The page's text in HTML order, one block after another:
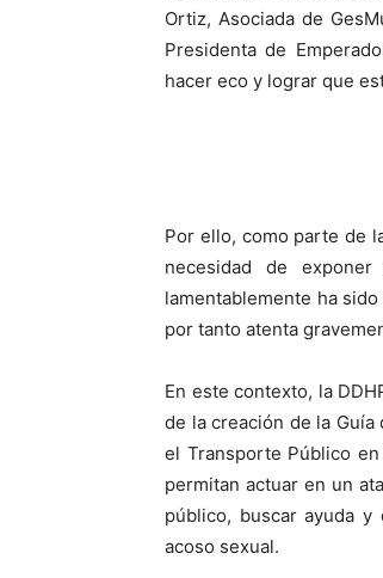
Ortiz, Asociada de
Presidenta de
hacer eco y lograr que
Por ello, como parte de
necesidad de
lamentablemente ha
por tanto atenta
En este contexto, la
de la creación de la Guía
el Transporte Público
permitan actuar en un
público, buscar ayuda
acoso sexual.